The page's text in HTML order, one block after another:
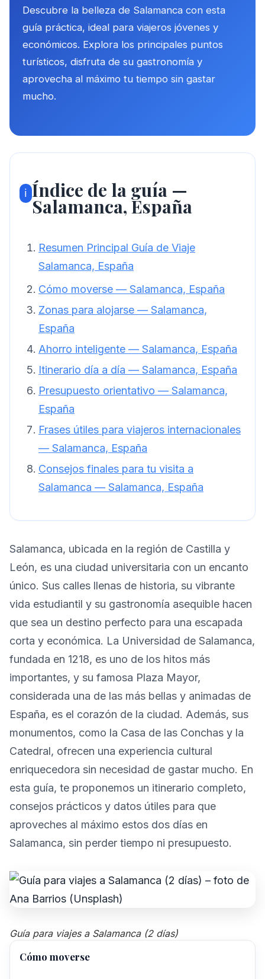
Descubre la belleza de Salamanca con esta
guía práctica, ideal para viajeros jóvenes y
económicos. Explora los principales puntos
turísticos, disfruta de su gastronomía y
aprovecha al máximo tu tiempo sin gastar
mucho.
ℹ️ Índice de la guía —
Salamanca, España
Resumen Principal Guía de Viaje
Salamanca, España
Cómo moverse — Salamanca, España
Zonas para alojarse — Salamanca,
España
Ahorro inteligente — Salamanca, España
Itinerario día a día — Salamanca, España
Presupuesto orientativo — Salamanca,
España
Frases útiles para viajeros internacionales
— Salamanca, España
Consejos finales para tu visita a
Salamanca — Salamanca, España
Salamanca, ubicada en la región de Castilla y
León, es una ciudad universitaria con un encanto
único. Sus calles llenas de historia, su vibrante
vida estudiantil y su gastronomía asequible hacen
que sea un destino perfecto para una escapada
corta y económica. La Universidad de Salamanca,
fundada en 1218, es uno de los hitos más
importantes, y su famosa Plaza Mayor,
considerada una de las más bellas y animadas de
España, es el corazón de la ciudad. Además, sus
monumentos, como la Casa de las Conchas y la
Catedral, ofrecen una experiencia cultural
enriquecedora sin necesidad de gastar mucho. En
esta guía, te proponemos un itinerario completo,
consejos prácticos y datos útiles para que
aproveches al máximo estos dos días en
Salamanca, sin perder tiempo ni presupuesto.
Guía para viajes a Salamanca (2 días)
Cómo moverse